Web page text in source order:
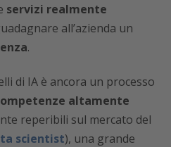
servizi realmente
all’azienda un
.
di IA è ancora un processo
altamente
reperibili sul mercato del
scientist), una grande